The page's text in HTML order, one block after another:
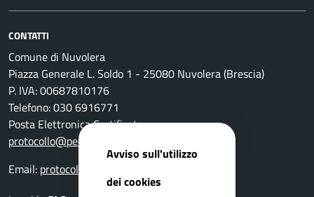
CONTATTI
Comune di Nuvolera
Piazza Generale L. Soldo 1 - 25080 Nuvolera (Brescia)
P. IVA: 00687810176
Telefono: 030 6916771
Posta Elettronica Certificata:
protocollo@pec.comune.nuvolera.bs.it
Email: protocollo@comune.nuvolera.bs.it
Avviso sull'utilizzo
dei cookies